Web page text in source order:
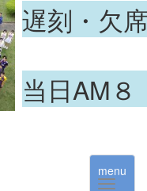
遅刻・欠
当日AM
menu